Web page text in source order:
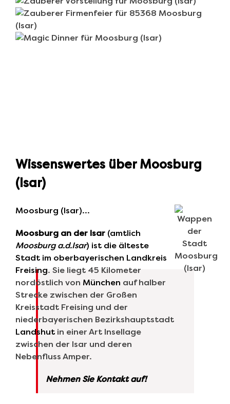
Wissenswertes über Moosburg
(Isar)
Moosburg (Isar)…
Moosburg an der Isar (amtlich
Moosburg a.d.Isar) ist die älteste
Stadt im oberbayerischen Landkreis
Freising. Sie liegt 45 Kilometer
nordöstlich von München auf halber
Strecke zwischen der Großen
Kreisstadt Freising und der
niederbayerischen Bezirkshauptstadt
Landshut in einer Art Insellage
zwischen der Isar und deren
Nebenfluss Amper.
Nehmen Sie Kontakt auf!